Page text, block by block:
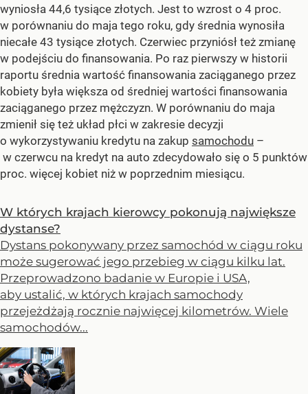
wyniosła 44,6 tysiące złotych. Jest to wzrost o 4 proc.
w porównaniu do maja tego roku, gdy średnia wynosiła
niecałe 43 tysiące złotych. Czerwiec przyniósł też zmianę
w podejściu do finansowania. Po raz pierwszy w historii
raportu średnia wartość finansowania zaciąganego przez
kobiety była większa od średniej wartości finansowania
zaciąganego przez mężczyzn. W porównaniu do maja
zmienił się też układ płci w zakresie decyzji
o wykorzystywaniu kredytu na zakup samochodu –
w czerwcu na kredyt na auto zdecydowało się o 5 punktów
proc. więcej kobiet niż w poprzednim miesiącu.
W których krajach kierowcy pokonują największe
dystanse?
Dystans pokonywany przez samochód w ciągu roku
może sugerować jego przebieg w ciągu kilku lat.
Przeprowadzono badanie w Europie i USA,
aby ustalić, w których krajach samochody
przejeżdżają rocznie najwięcej kilometrów. Wiele
samochodów...